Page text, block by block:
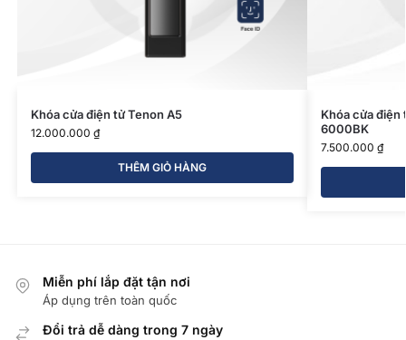
Khóa cửa điện tử Tenon A5
12.000.000 ₫
THÊM GIỎ HÀNG
Khóa cửa
6000BK
7.500.000 ₫
Miễn phí lắp đặt tận nơi
Áp dụng trên toàn quốc
Đổi trả dễ dàng trong 7 ngày